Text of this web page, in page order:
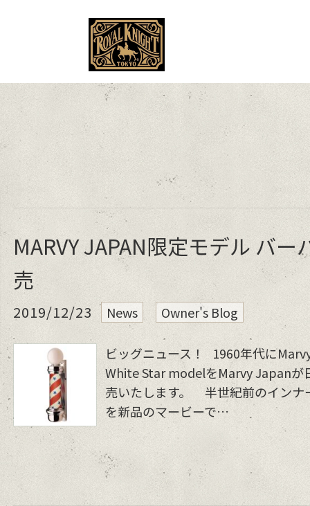
MARVY JAPAN限定モデル バ
売
2019/12/23 News Owner's Blog
ビッグニュース！ 1960年代に
White Star modelをMarvy Japanが
売いたします。 半世紀前のインナ
を新品のマービーで…